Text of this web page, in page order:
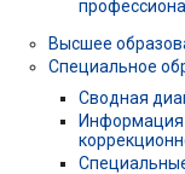
Высшее
Специальное
Сводная
Информация